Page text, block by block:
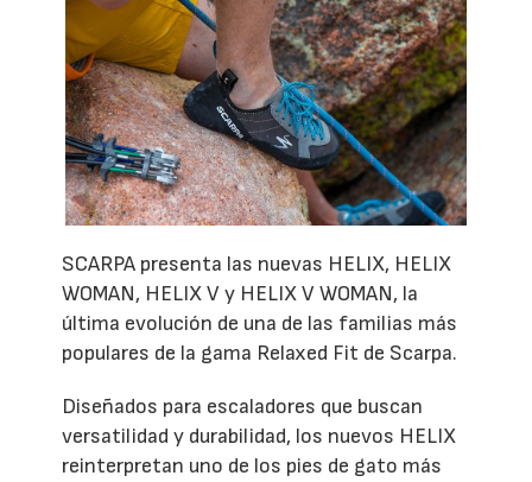
SCARPA presenta las nuevas HELIX, HELIX
WOMAN, HELIX V y HELIX V WOMAN, la
última evolución de una de las familias más
populares de la gama Relaxed Fit de Scarpa.
Diseñados para escaladores que buscan
versatilidad y durabilidad, los nuevos HELIX
reinterpretan uno de los pies de gato más